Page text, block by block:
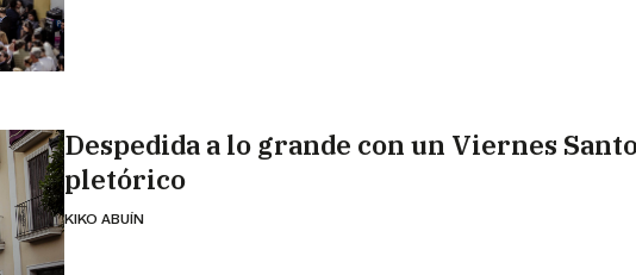
Despedida a lo grande con un Viernes
pletórico
KIKO ABUÍN